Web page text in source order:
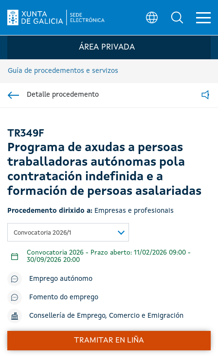
Logo da Sede electrónica da Xunta de
ÁREA PRIVADA
Guía de procedementos e servizos
Detalle procedemento
TR349F
Programa de axudas a persoas
traballadoras autónomas pola
contratación indefinida e a
formación de persoas asalariadas
Procedemento dirixido a: Empresas e profesionais
Convocatoria 2026/1
Convocatoria 2026 - Prazo aberto: 11/02/2026 09:00 -
30/09/2026 20:00
Emprego autónomo
Fomento do emprego
Consellería de Emprego, Comercio e Emigración
TRAMITAR EN LIÑA